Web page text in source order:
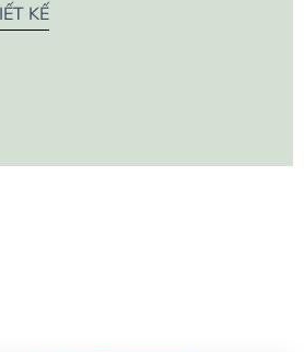
KẾ